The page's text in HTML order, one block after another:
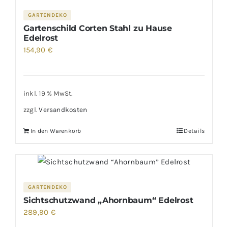
GARTENDEKO
Gartenschild Corten Stahl zu Hause
Edelrost
154,90 €
inkl. 19 % MwSt.
zzgl.Versandkosten
In den Warenkorb Details
GARTENDEKO
Sichtschutzwand „Ahornbaum“ Edelrost
289,90 €